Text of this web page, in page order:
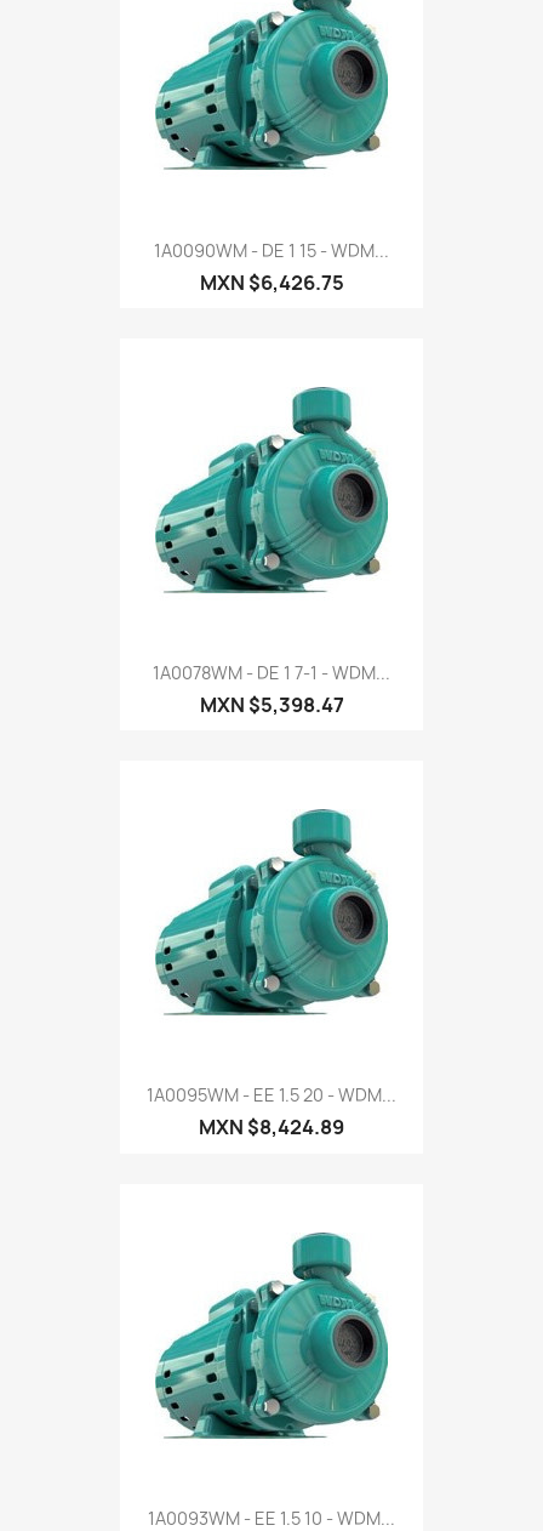
1A0090WM - DE 1 15 - WDM...
MXN $6,426.75
1A0078WM - DE 1 7-1 - WDM...
MXN $5,398.47
1A0095WM - EE 1.5 20 - WDM...
MXN $8,424.89
1A0093WM - EE 1.5 10 - WDM...